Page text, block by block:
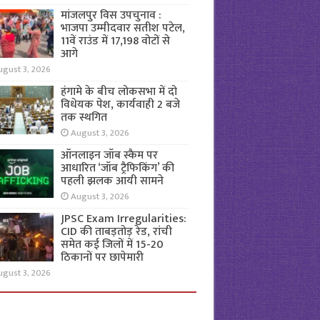
मांजलपुर विस उपचुनाव :
भाजपा उम्मीदवार सतीश पटेल,
11वें राउंड में 17,198 वोटों से
आगे
3, 2026
हंगामे के बीच लोकसभा में दो
विधेयक पेश, कार्यवाही 2 बजे
तक स्थगित
August 3, 2026
ऑनलाइन जॉब स्कैम पर
आधारित ‘जॉब ट्रैफिकिंग’ की
पहली झलक आयी सामने
August 3, 2026
JPSC Exam Irregularities:
CID की ताबड़तोड़ रेड, रांची
समेत कई जिलों में 15-20
ठिकानों पर छापेमारी
3, 2026